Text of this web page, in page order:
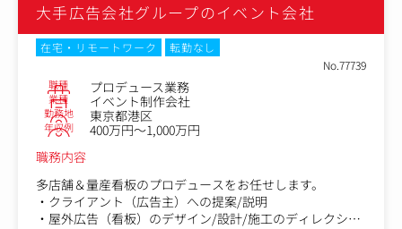
過去マスメディアンより入社した方も、約1年間は先輩が
同行してくださっているため、教育体制も整っています。
クライアントは東北から沖縄まで全国にあるため、進行管
理のみ担当頂くこともあれば、実際に現場へ向かっていた
だくこともございます。
直接出向く現場は東京都、千葉県、神奈川県、埼玉県がメ
インですが、近年は年1回程度のペースで栃木県や宮城県
などに出向いていただくこともございます。
近い現場ですと日帰り、遠い現場でも1泊～最大5泊程度で
す。
また、土日に施工を行う現場もあるため、月1～3回程度の
大手広告会社グループのイベント会社
在宅・リモートワーク
転勤なし
No.77739
職種 プロデュース業務
業種 イベント制作会社
勤務地 東京都港区
年収例
400万円～1,000万円
職務内容
多店舗＆量産看板のプロデュースをお任せします。
・クライアント（広告主）への提案/説明
・屋外広告（看板）のデザイン/設計/施工のディレクショ